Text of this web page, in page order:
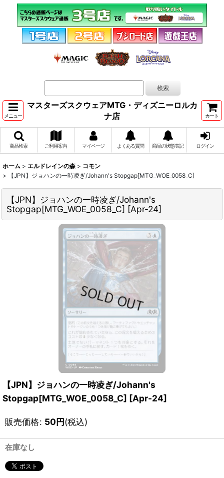
メニュー
マスターズスクウェアMTG・ディズニーロルカ
ナ店
カート
商品検索 ご利用案内 マイページ よくある質問 商品の状態表記 ログイン
ホーム > エルドレインの森 > コモン
>
【JPN】ジョハンの一時凌ぎ/Johann's Stopgap[MTG_WOE_0058_C]
【JPN】ジョハンの一時凌ぎ/Johann's
Stopgap[MTG_WOE_0058_C] [Apr-24]
【JPN】ジョハンの一時凌ぎ/Johann's
Stopgap[MTG_WOE_0058_C] [Apr-24]
販売価格: 50円(税込)
在庫なし